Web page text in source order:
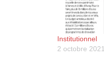
Institutionnel
2 octobre 2021